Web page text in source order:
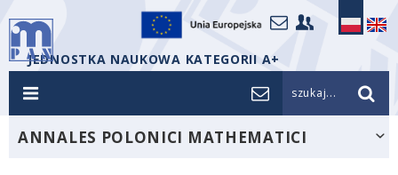
JEDNOSTKA NAUKOWA KATEGORII A+
szukaj...
ANNALES POLONICI MATHEMATICI